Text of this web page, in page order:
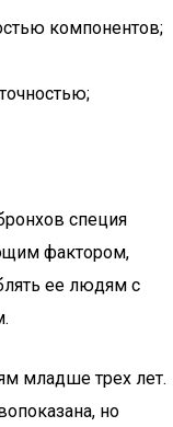
компонентов;
специя
фактором,
ее людям с
младше трех лет.
но